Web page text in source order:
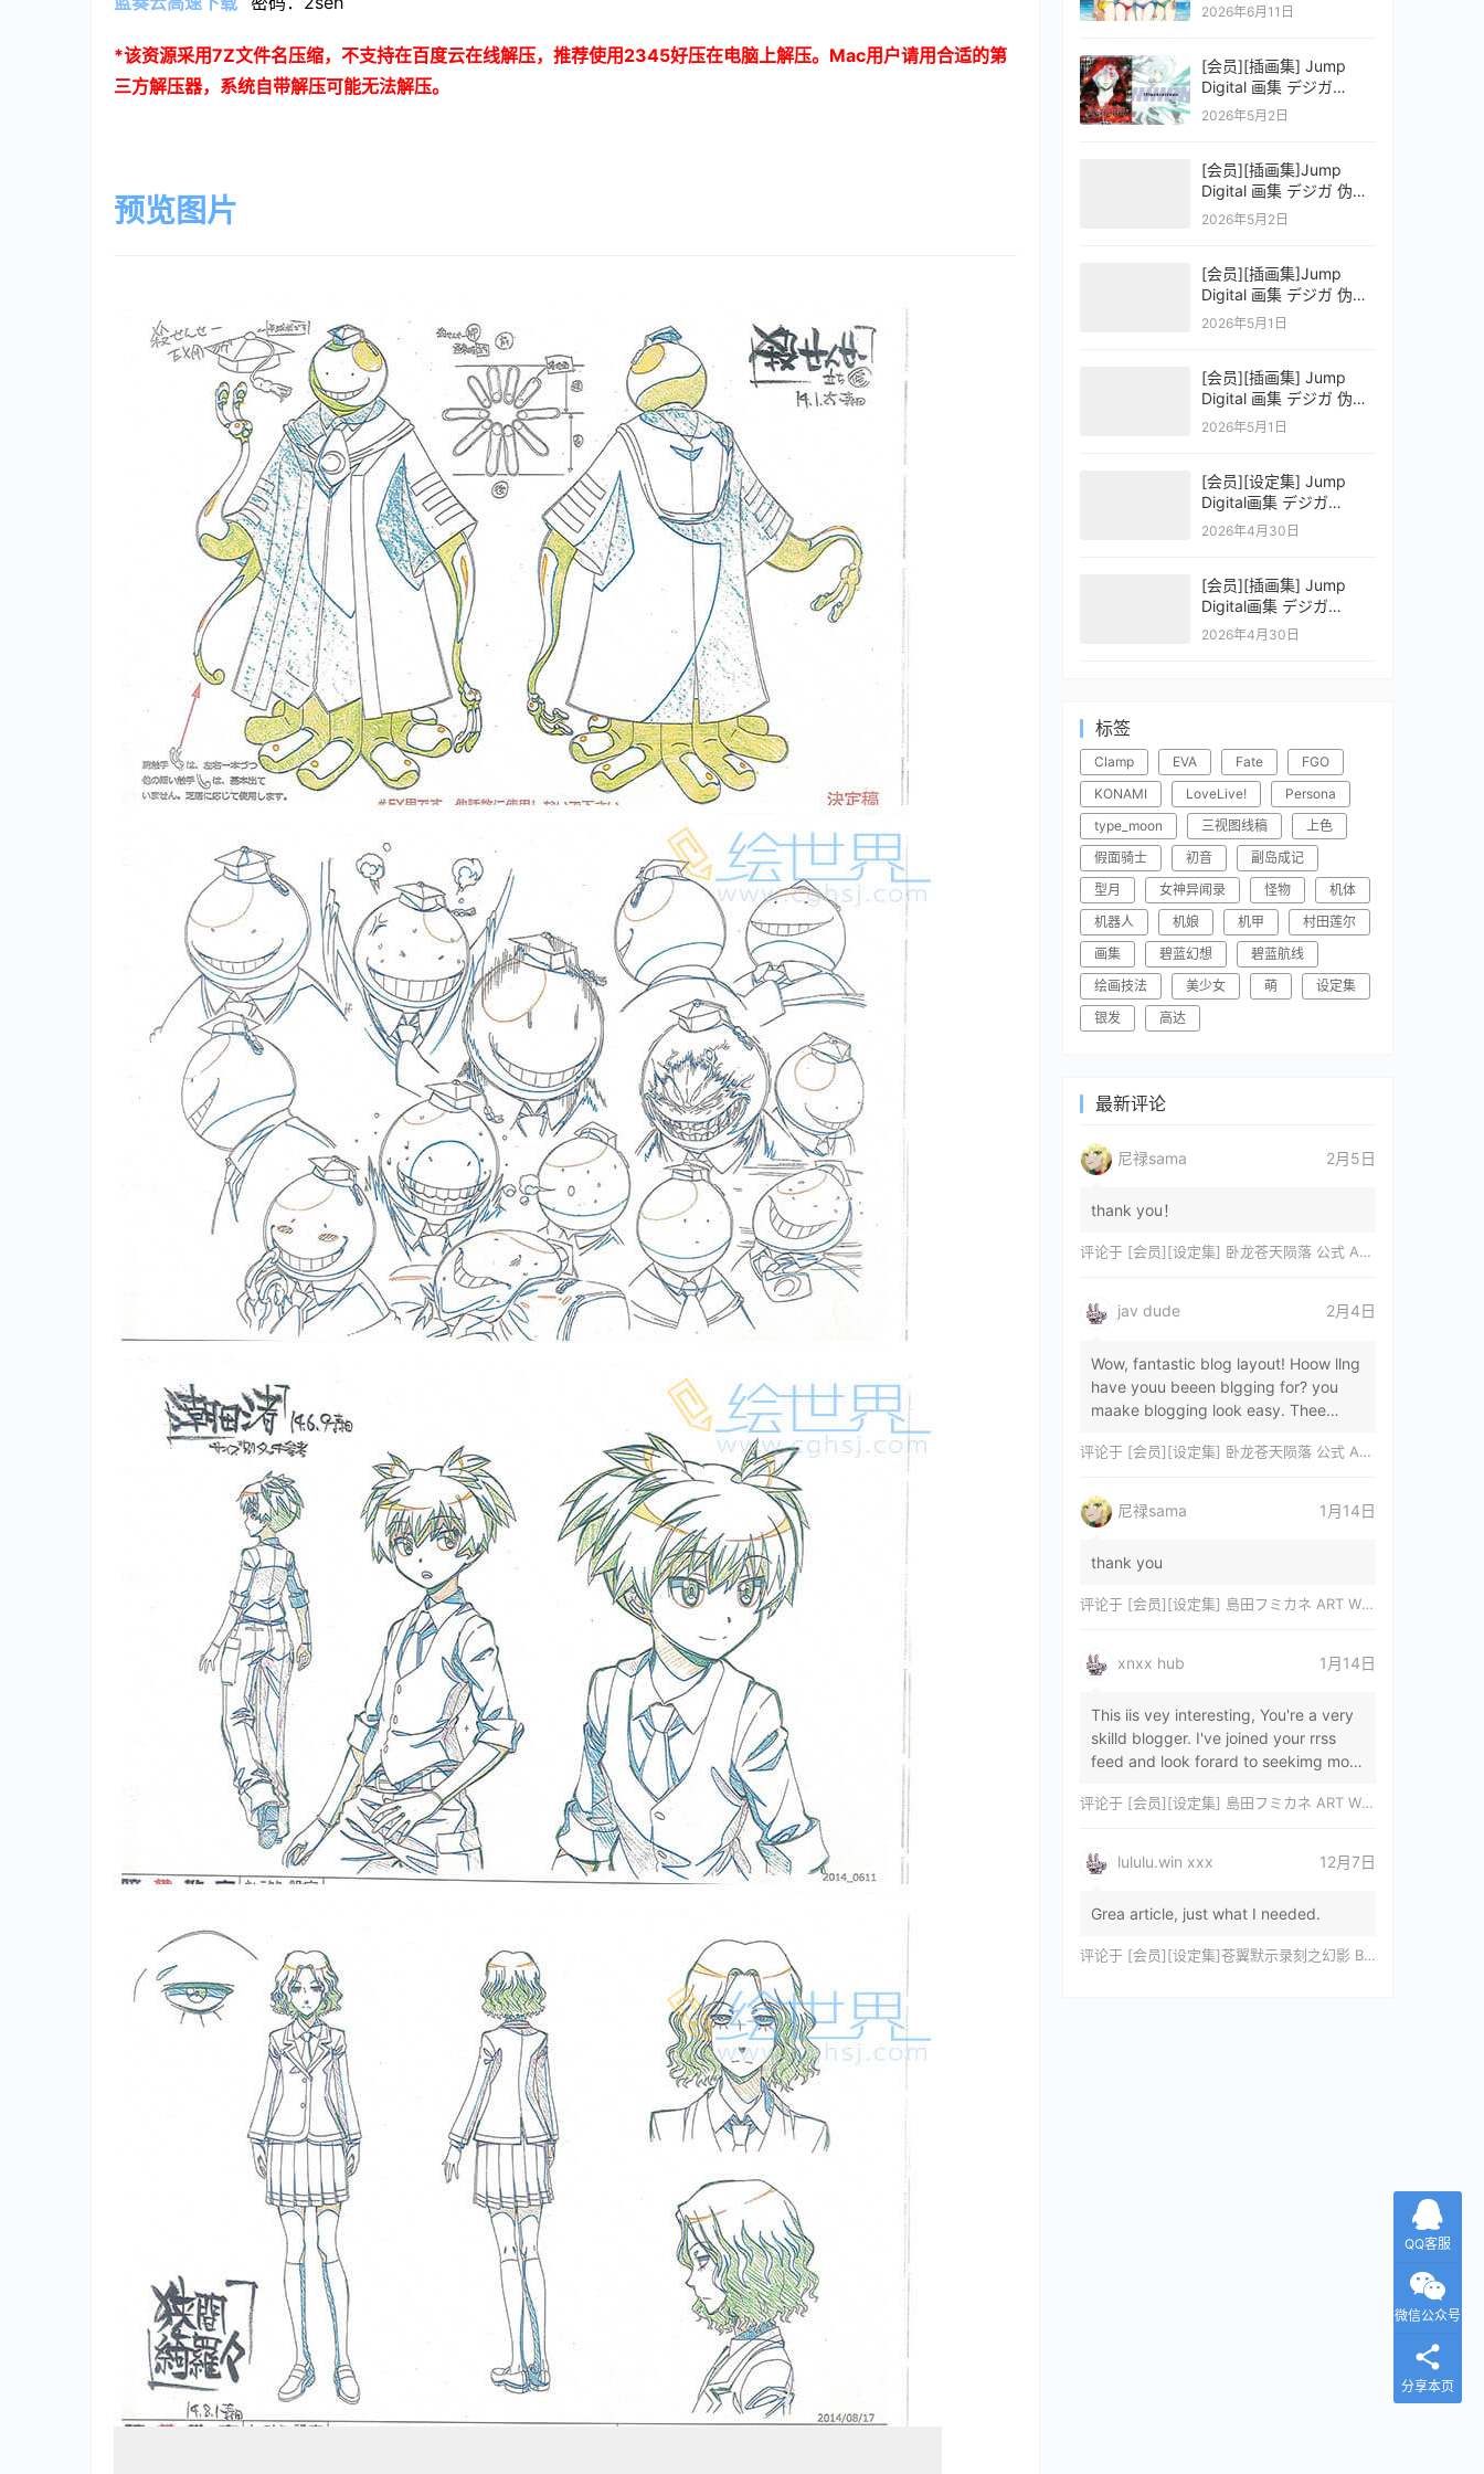
*该资源采用7Z文件名压缩，不支持在百度云在线解压，推荐使用 2345好压在电脑上解压。 Mac用户请用合适的第
三方解压器，系统自带解压可能无法解压。
预览图片
OFFICIAL VISUAL
2026年6月11日
[会员][插画集] Jump
Digital 画集 デジガ
D.Gray-man
2026年5月2日
[会员][插画集]Jump
Digital 画集 デジガ 伪恋
ニセコイ 3
2026年5月2日
[会员][插画集]Jump
Digital 画集 デジガ 伪恋
ニセコイ 2
2026年5月1日
[会员][插画集] Jump
Digital 画集 デジガ 伪恋
ニセコイ 1
2026年5月1日
[会员][设定集] Jump
Digital画集 デジガ
CLAYMORE 2
2026年4月30日
[会员][插画集] Jump
Digital画集 デジガ
CLAYMORE 1
2026年4月30日
标签
Clamp EVA Fate
FGO
KONAMI
LoveLive!
Persona
type_moon
三视图线稿
上色
假面骑士
初音
副岛成记
型月
女神异闻录 怪物
机体
机器人
机娘 机甲
村田莲尔
画集
碧蓝幻想
碧蓝航线
绘画技法
美少女 萌
设定集
银发
高达
最新评论
尼禄sama 2月5日
thank you！
评论于 [会员][设定集] 卧龙苍天陨落 公式 ARTWORKS[DL]
jav dude 2月4日
Wow, fantastic blog layout! Hoow llng
have youu beeen blgging for? you
maake blogging look easy. Thee
magnificent, let…
评论于 [会员][设定集] 卧龙苍天陨落 公式 ARTWORKS[DL]
尼禄sama 1月14日
thank you
评论于 [会员][设定集] 島田フミカネ ART WORKS EXTRA Luminous Witches[DL]
xnxx hub 1月14日
This iis vey interesting, You're a very
skilld blogger. I've joined your rrss
feed and look forard to seekimg mor
评论于 [会员][设定集] 島田フミカネ ART WORKS EXTRA Luminous Witches[DL]
lululu.win xxx 12月7日
Grea article, just what I needed.
评论于 [会员][设定集]苍翼默示录刻之幻影 BLAZBLUE CHRONOPHANTASMA 公式設定資料集II
QQ客服
微信公众号
分享本页